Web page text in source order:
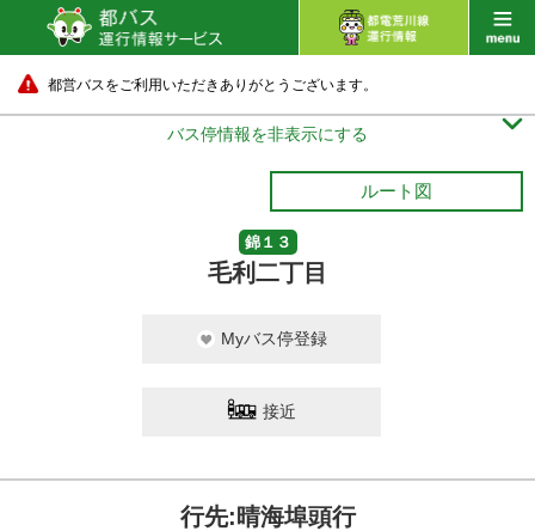
都営バスをご利用いただきありがとうございます。
バス停情報を非表示にする 
ルート図
錦１３
毛利二丁目
Myバス停登録
接近
行先:晴海埠頭行